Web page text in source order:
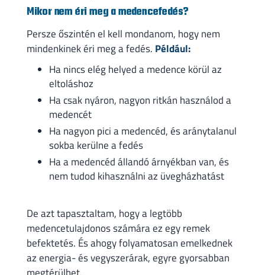
Mikor nem éri meg a medencefedés?
Persze őszintén el kell mondanom, hogy nem
mindenkinek éri meg a fedés. Például:
Ha nincs elég helyed a medence körül az
eltoláshoz
Ha csak nyáron, nagyon ritkán használod a
medencét
Ha nagyon pici a medencéd, és aránytalanul
sokba kerülne a fedés
Ha a medencéd állandó árnyékban van, és
nem tudod kihasználni az üvegházhatást
De azt tapasztaltam, hogy a legtöbb
medencetulajdonos számára ez egy remek
befektetés. És ahogy folyamatosan emelkednek
az energia- és vegyszerárak, egyre gyorsabban